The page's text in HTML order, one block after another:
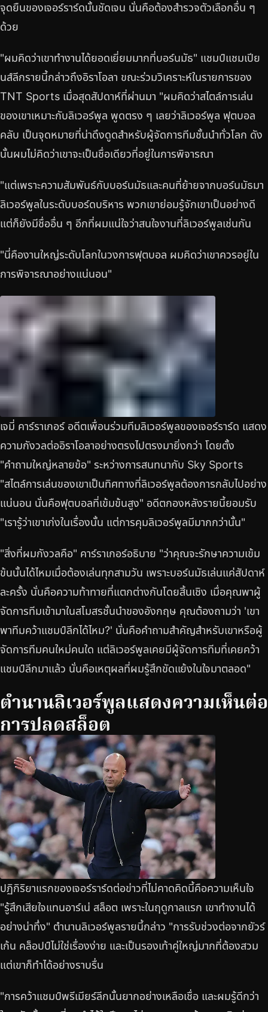
จุดยืนของเจอร์ราร์ดนั้นชัดเจน นั่นคือต้องสำรวจตัวเลือกอื่น ๆ
ด้วย
"ผมคิดว่าเขาทำงานได้ยอดเยี่ยมมากที่บอร์นมัธ" แชมป์แชมเปีย
นส์ลีกรายนี้กล่าวถึงอิราโอลา ขณะร่วมวิเคราะห์ในรายการของ
TNT Sports เมื่อสุดสัปดาห์ที่ผ่านมา "ผมคิดว่าสไตล์การเล่น
ของเขาเหมาะกับลิเวอร์พูล พูดตรง ๆ เลยว่าลิเวอร์พูล ฟุตบอล
คลับ เป็นจุดหมายที่น่าดึงดูดสำหรับผู้จัดการทีมชั้นนำทั่วโลก ดัง
นั้นผมไม่คิดว่าเขาจะเป็นชื่อเดียวที่อยู่ในการพิจารณา
"แต่เพราะความสัมพันธ์กับบอร์นมัธและคนที่ย้ายจากบอร์นมัธมา
ลิเวอร์พูลในระดับบอร์ดบริหาร พวกเขาย่อมรู้จักเขาเป็นอย่างดี
แต่ก็ยังมีชื่ออื่น ๆ อีกที่ผมแน่ใจว่าสนใจงานที่ลิเวอร์พูลเช่นกัน
"นี่คืองานใหญ่ระดับโลกในวงการฟุตบอล ผมคิดว่าเขาควรอยู่ใน
การพิจารณาอย่างแน่นอน"
เจมี่ คาร์ราเกอร์ อดีตเพื่อนร่วมทีมลิเวอร์พูลของเจอร์ราร์ด แสดง
ความกังวลต่ออิราโอลาอย่างตรงไปตรงมายิ่งกว่า โดยตั้ง
"คำถามใหญ่หลายข้อ" ระหว่างการสนทนากับ Sky Sports
"สไตล์การเล่นของเขาเป็นทิศทางที่ลิเวอร์พูลต้องการกลับไปอย่าง
แน่นอน นั่นคือฟุตบอลที่เข้มข้นสูง" อดีตกองหลังรายนี้ยอมรับ
"เรารู้ว่าเขาเก่งในเรื่องนั้น แต่การคุมลิเวอร์พูลมีมากกว่านั้น"
"สิ่งที่ผมกังวลคือ" คาร์ราเกอร์อธิบาย "ว่าคุณจะรักษาความเข้ม
ข้นนั้นได้ไหมเมื่อต้องเล่นทุกสามวัน เพราะบอร์นมัธเล่นแค่สัปดาห์
ละครั้ง นั่นคือความท้าทายที่แตกต่างกันโดยสิ้นเชิง เมื่อคุณพาผู้
จัดการทีมเข้ามาในสโมสรชั้นนำของอังกฤษ คุณต้องถามว่า 'เขา
พาทีมคว้าแชมป์ลีกได้ไหม?' นั่นคือคำถามสำคัญสำหรับเขาหรือผู้
จัดการทีมคนใหม่คนใด แต่ลิเวอร์พูลเคยมีผู้จัดการทีมที่เคยคว้า
แชมป์ลีกมาแล้ว นั่นคือเหตุผลที่ผมรู้สึกขัดแย้งในใจมาตลอด"
ตำนานลิเวอร์พูลแสดงความเห็นต่อ
การปลดสล็อต
ปฏิกิริยาแรกของเจอร์ราร์ดต่อข่าวที่ไม่คาดคิดนี้คือความเห็นใจ
"รู้สึกเสียใจแทนอาร์เน่ สล็อต เพราะในฤดูกาลแรก เขาทำงานได้
อย่างน่าทึ่ง" ตำนานลิเวอร์พูลรายนี้กล่าว "การรับช่วงต่อจากยัวร์
เก้น คล็อปป์ไม่ใช่เรื่องง่าย และเป็นรองเท้าคู่ใหญ่มากที่ต้องสวม
แต่เขาก็ทำได้อย่างราบรื่น
"การคว้าแชมป์พรีเมียร์ลีกนั้นยากอย่างเหลือเชื่อ และผมรู้ดีกว่า